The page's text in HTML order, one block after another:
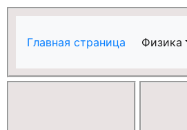
Главная страница Физика